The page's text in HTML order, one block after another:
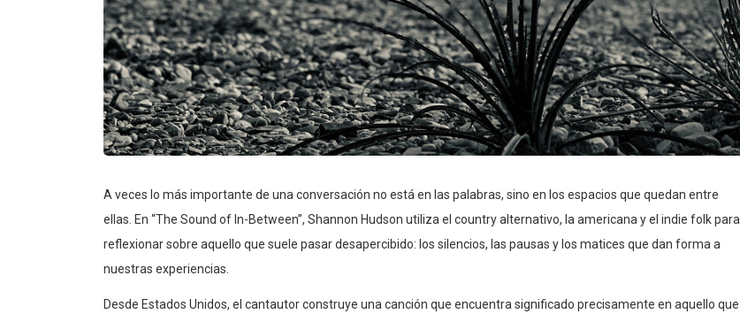
A veces lo más importante de una conversación no está en las palabras, sino en los espacios que quedan entre
ellas. En “The Sound of In-Between”, Shannon Hudson utiliza el country alternativo, la americana y el indie folk para
reflexionar sobre aquello que suele pasar desapercibido: los silencios, las pausas y los matices que dan forma a
nuestras experiencias.
Desde Estados Unidos, el cantautor construye una canción que encuentra significado precisamente en aquello que